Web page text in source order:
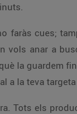
faràs cues;
vols anar a
la guardem
a la teva
Tots els